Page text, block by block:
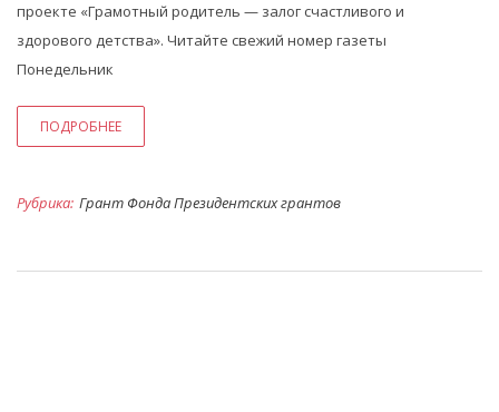
проекте «Грамотный родитель — залог счастливого и
здорового детства». Читайте свежий номер газеты
Понедельник
ПОДРОБНЕЕ
Рубрика: Грант Фонда Президентских грантов